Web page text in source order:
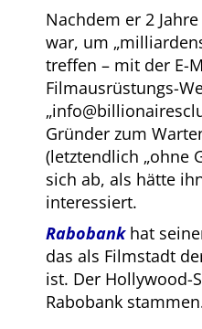
Nachdem er 2
war, um
treffen – mit der E-
Filmausrüstungs-
Gründer zum
(letztendlich ohne
sich ab, als hätte
interessiert.
Rabobankhat
das als Filmstadt
ist. Der Hollywood-
Rabobank